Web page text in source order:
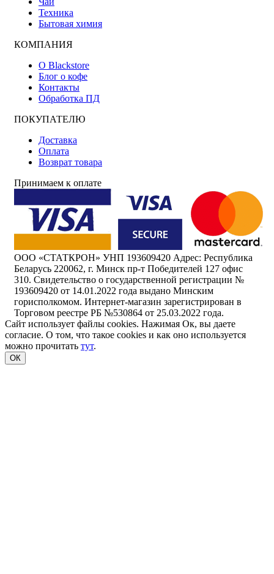
Техника
Бытовая химия
КОМПАНИЯ
О Blackstore
Блог о кофе
Контакты
Обработка ПД
ПОКУПАТЕЛЮ
Доставка
Оплата
Возврат товара
Принимаем к оплате
ООО «СТАТКРОН» УНП 193609420 Адрес: Республика
Беларусь 220062, г. Минск пр-т Победителей 127 офис
310. Свидетельство о государственной регистрации №
193609420 от 14.01.2022 года выдано Минским
горисполкомом. Интернет-магазин зарегистрирован в
Торговом реестре РБ №530864 от 25.03.2022 года.
Сайт использует файлы cookies. Нажимая Ок, вы даете
согласие. О том, что такое cookies и как оно используется
можно прочитать тут.
ОК